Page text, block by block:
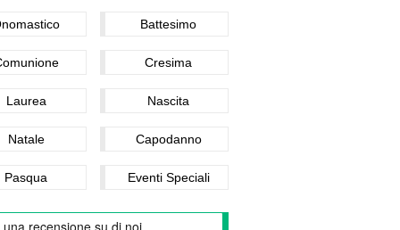
Battesimo
Cresima
Laurea Nascita
Natale Capodanno
Pasqua Eventi Speciali